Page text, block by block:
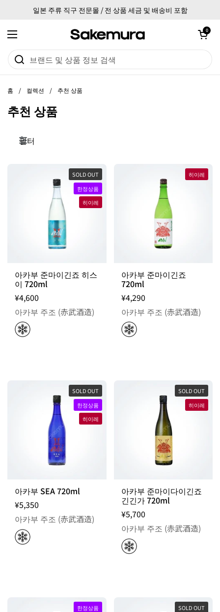
일본 주류 직구 전문몰 / 전 상품 세금 및 배송비 포함
메뉴 열기
카트 열기
0
홈 / 컬렉션 / 추천 상품
추천 상품
필터
아카부 준마이긴죠 히스
이 720ml
¥4,600
아카부 주조 (赤武酒造)
SOLD OUT
한정상품
히이레
아카부 준마이긴죠
720ml
¥4,290
아카부 주조 (赤武酒造)
히이레
아카부 SEA 720ml
¥5,350
아카부 주조 (赤武酒造)
SOLD OUT
한정상품
히이레
아카부 준마이다이긴죠
긴긴가 720ml
¥5,700
아카부 주조 (赤武酒造)
SOLD OUT
히이레
한정상품
SOLD OUT